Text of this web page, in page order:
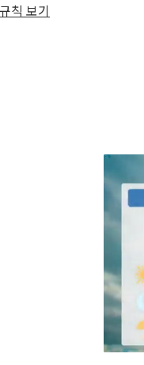
칙 보기